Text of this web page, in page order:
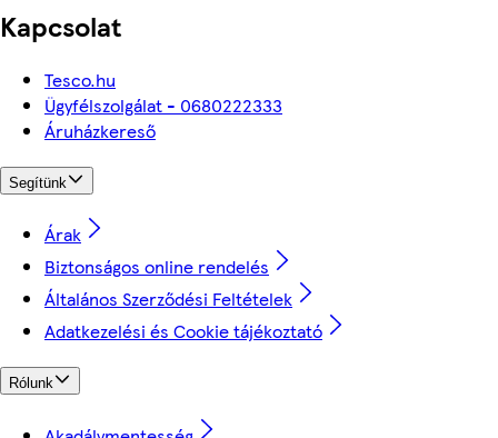
Kapcsolat
Tesco.hu
Ügyfélszolgálat - 0680222333
Áruházkereső
Segítünk
Árak
Biztonságos online rendelés
Általános Szerződési Feltételek
Adatkezelési és Cookie tájékoztató
Rólunk